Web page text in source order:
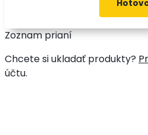
Zoznam prianí
Chcete si ukladať produkty?
účtu.